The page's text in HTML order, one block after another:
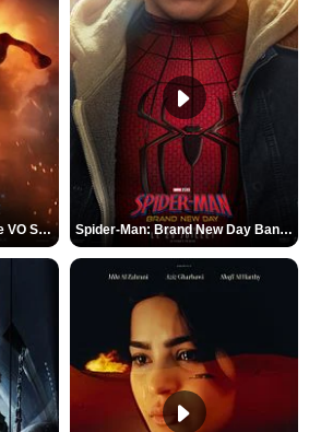
L'Odyssée Bande-annonce VO STFR Spider-Man: Brand New Day Bande-annonce VO STFR